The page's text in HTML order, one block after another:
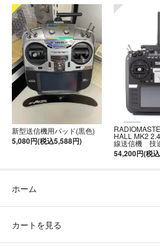
新型送信機用パッド(黒色)
5,080円(税込5,588円) HALL MK2
線送信機 技
54,200円(税
ホーム
カートを見る